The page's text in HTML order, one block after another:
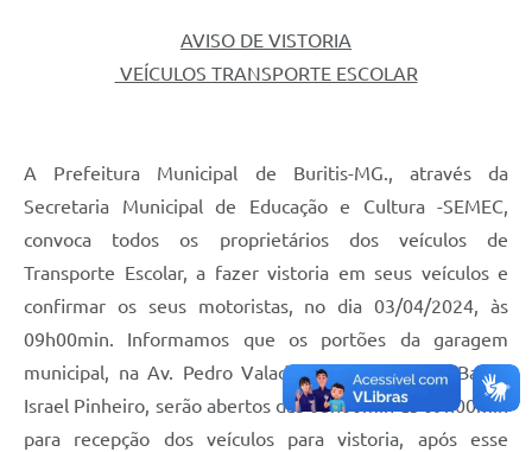
AVISO DE VISTORIA
VEÍCULOS TRANSPORTE ESCOLAR
A Prefeitura Municipal de Buritis-MG., através da
Secretaria Municipal de Educação e Cultura -SEMEC,
convoca todos os proprietários dos veículos de
Transporte Escolar, a fazer vistoria em seus veículos e
confirmar os seus motoristas, no dia 03/04/2024, às
09h00min. Informamos que os portões da garagem
municipal, na Av. Pedro Valadares Versiane snº, Bairro
Israel Pinheiro, serão abertos das 08h00min às 09h00min
para recepção dos veículos para vistoria, após esse